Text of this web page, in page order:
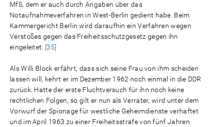
MfS, dem er auch durch Angaben über das
Notaufnahmeverfahren in West-Berlin gedient habe. Beim
Kammergericht Berlin wird daraufhin ein Verfahren wegen
Verstoßes gegen das Freiheitsschutzgesetz gegen ihn
eingeleitet.
[35]
Als Willi Block erfährt, dass sich seine Frau von ihm scheiden
lassen will, kehrt er im Dezember 1962 noch einmal in die DDR
zurück. Hatte der erste Fluchtversuch für ihn noch keine
rechtlichen Folgen, so gilt er nun als Verräter, wird unter dem
Vorwurf der Spionage für westliche Geheimdienste verhaftet
und im April 1963 zu einer Freiheitsstrafe von fünf Jahren